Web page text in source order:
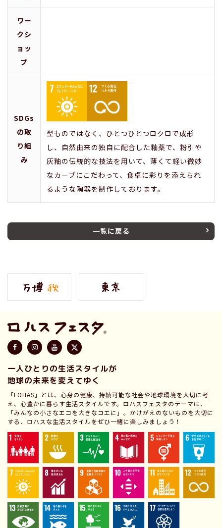
ワー
クシ
ョッ
プ
SDGs
の取
り組
み
型ものではなく、ひとつひとつロクロで成形
し、自然由来の独自に配合した釉薬で、粉引や
灰釉の伝統的な技法を用いて、薄くて軽い微妙
なカーブにこだわって、食卓に彩りを添えられ
るような陶器を制作しております。
一覧に戻る
一人ひとりの生活スタイルが
地球の未来を変えてゆく
「LOHAS」とは、心身の健康、持続可能な社会や地球環境を大切に考
え、心豊かに暮らす生活スタイルです。ロハスフェスタのテーマは、
「みんなの小さなエコを大きなコエに」。かけがえのないものを大切に
する、ロハスな生活スタイルをぜひ一緒に楽しみましょう！